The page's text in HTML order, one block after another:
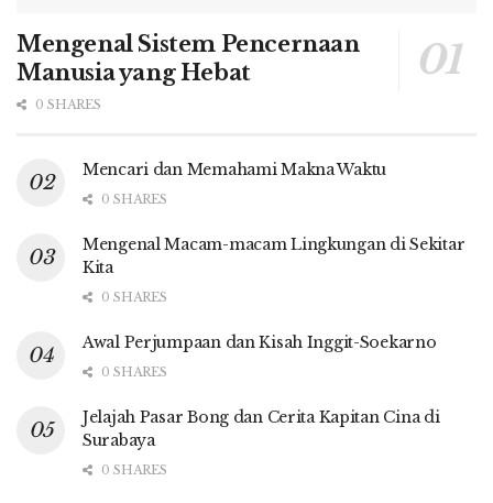
Mengenal Sistem Pencernaan
Manusia yang Hebat
0 SHARES
Mencari dan Memahami Makna Waktu
0 SHARES
Mengenal Macam-macam Lingkungan di Sekitar
Kita
0 SHARES
Awal Perjumpaan dan Kisah Inggit-Soekarno
0 SHARES
Jelajah Pasar Bong dan Cerita Kapitan Cina di
Surabaya
0 SHARES